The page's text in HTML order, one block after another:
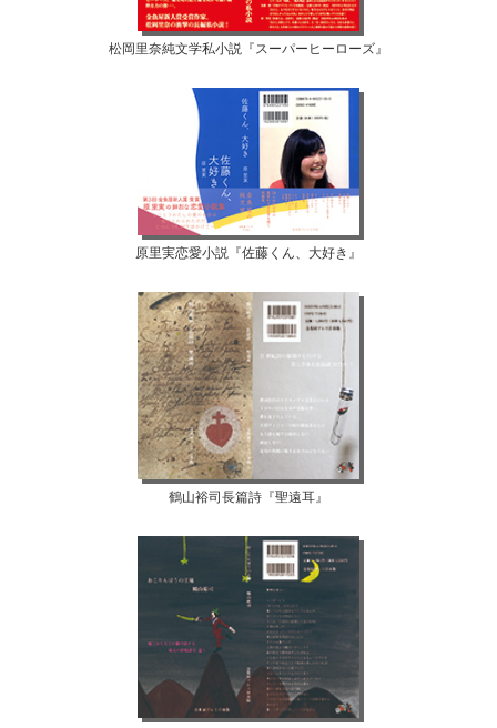
松岡里奈純文学私小説『スーパーヒーローズ』
原里実恋愛小説『佐藤くん、大好き』
鶴山裕司長篇詩『聖遠耳』